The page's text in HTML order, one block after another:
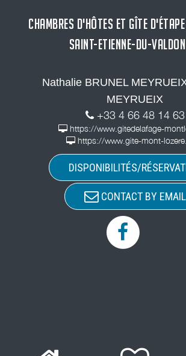
CHAMBRES D'HÔTES ET GÎTE
SAINT-ETIENNE-DU-
Nathalie BRUNEL
MEYRUEIX
+33 4 66 48 14 63
https://www.gitedelafage-
https://www.gite-mont-
DISPONIBILITÉS/
CONTACT BY EMAIL